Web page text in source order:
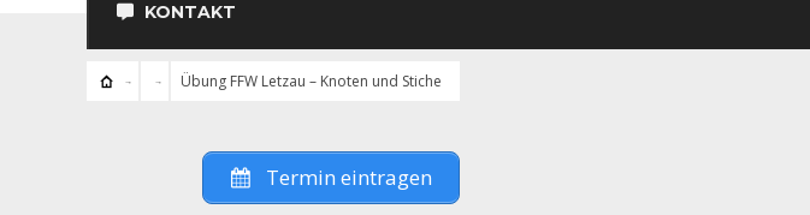
KONTAKT
Übung FFW Letzau – Knoten und Stiche
Termin eintragen